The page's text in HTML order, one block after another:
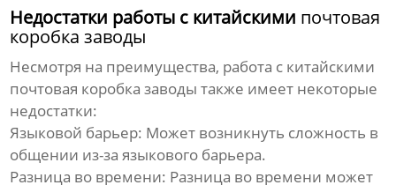
Недостатки работы с китайскими почтовая
коробка заводы
Несмотря на преимущества, работа с китайскими
почтовая коробка заводы также имеет некоторые
недостатки:
Языковой барьер: Может возникнуть сложность в
общении из-за языкового барьера.
Разница во времени: Разница во времени может